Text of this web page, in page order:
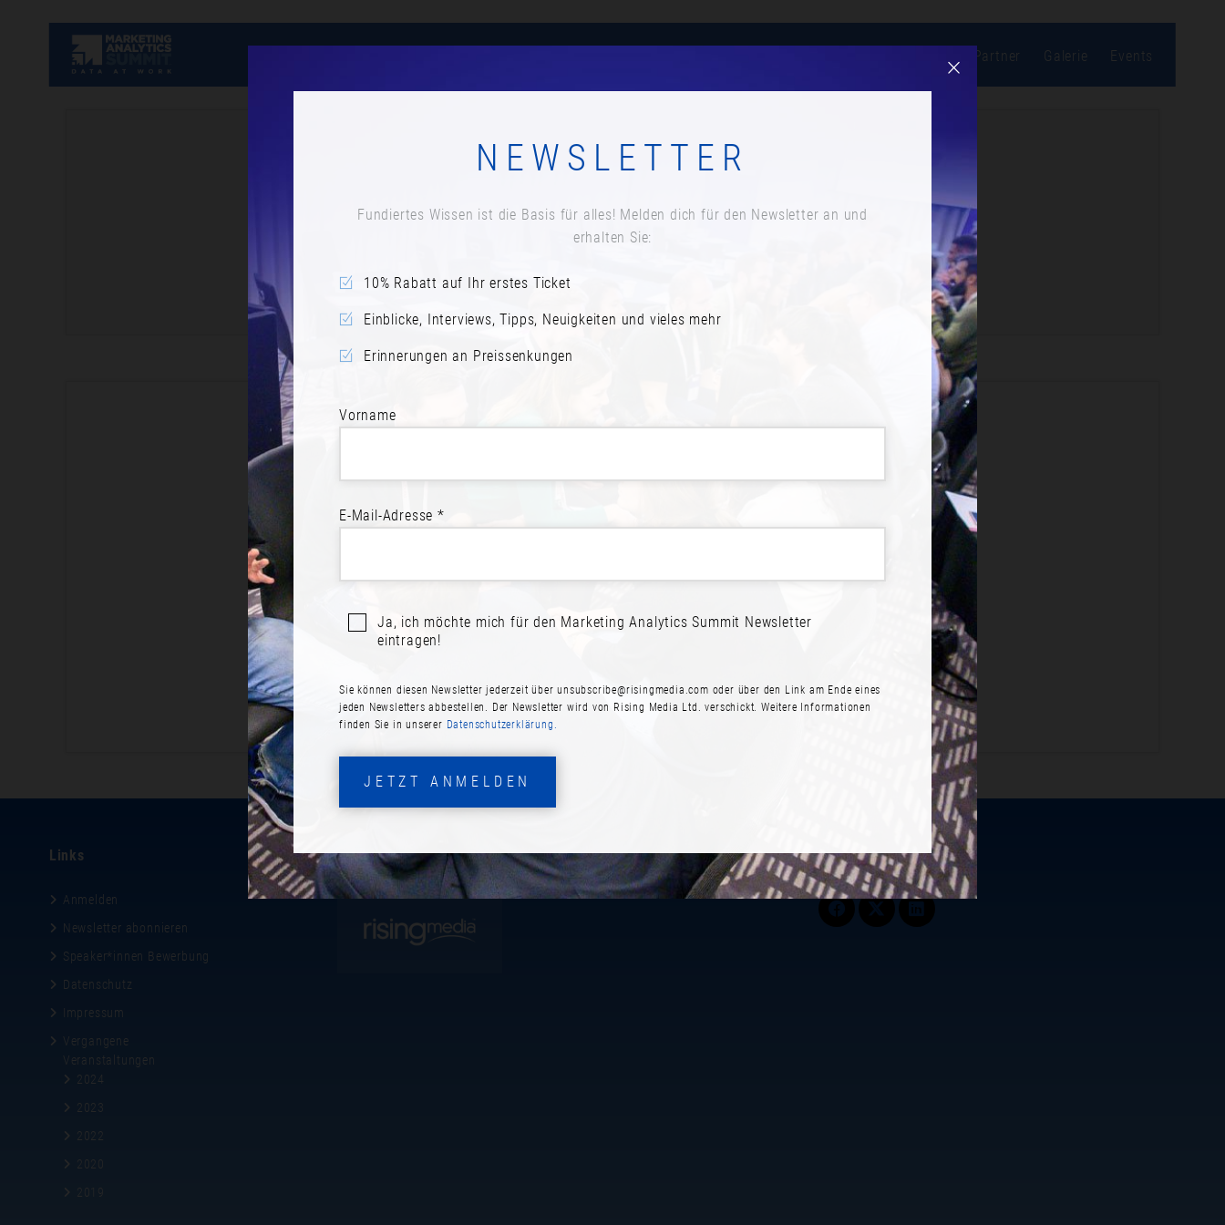
Partner Galerie Events
KURZE PAUSE
Datum:
Dienstag, 17. November 2020
13:30
BEREIT ZUR TEILNAHME?
Jetzt anmelden! Schließen Sie sich Ihren Kollegen an.
JETZT ANMELDEN
Links
Anmelden
Newsletter abonnieren
Speaker*innen Bewerbung
Datenschutz
Impressum
Vergangene
Veranstaltungen
2024
2023
2022
2020
2019
Gastgeber Follow
NEWSLETTER
Fundiertes Wissen ist die Basis für alles! Melden dich für den Newsletter an und
erhalten Sie:
10% Rabatt auf Ihr erstes Ticket
Einblicke, Interviews, Tipps, Neuigkeiten und vieles mehr
Erinnerungen an Preissenkungen
Vorname
E-Mail-Adresse *
Ja, ich möchte mich für den Marketing Analytics Summit Newsletter
eintragen!
Sie können diesen Newsletter jederzeit überunsubscribe@risingmedia.com oder über den Link am Ende eines
jeden Newsletters abbestellen. Der Newsletter wird von Rising Media Ltd. verschickt. Weitere Informationen
finden Sie in unserer Datenschutzerklärung.
JETZT ANMELDEN